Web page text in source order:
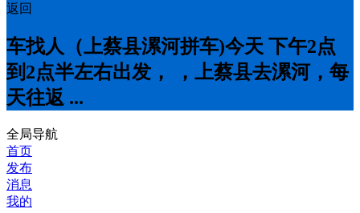
返回
车找人（上蔡县漯河拼车)今天 下午2点
到2点半左右出发， ，上蔡县去漯河，每
天往返 ...
全局导航
首页
发布
消息
我的